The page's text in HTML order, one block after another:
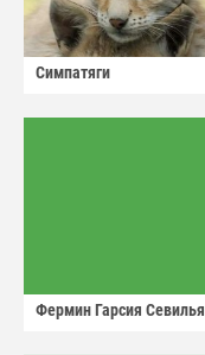
Симпатяги
Фермин Гарсия Севилья